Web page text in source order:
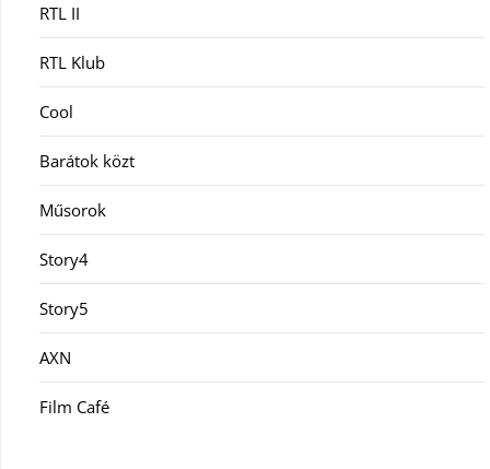
RTL II
RTL Klub
Cool
Barátok közt
Műsorok
Story4
Story5
AXN
Film Café